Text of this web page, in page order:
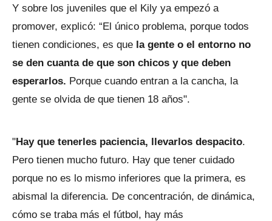
Y sobre los juveniles que el Kily ya empezó a
promover, explicó: “El único problema, porque todos
tienen condiciones, es que la gente o el entorno no
se den cuanta de que son chicos y que deben
esperarlos. Porque cuando entran a la cancha, la
gente se olvida de que tienen 18 años".
"Hay que tenerles paciencia, llevarlos despacito.
Pero tienen mucho futuro. Hay que tener cuidado
porque no es lo mismo inferiores que la primera, es
abismal la diferencia. De concentración, de dinámica,
cómo se traba más el fútbol, hay más